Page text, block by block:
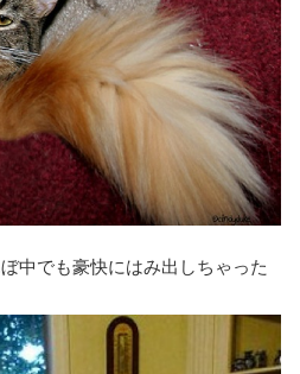
中でも豪快にはみ出しちゃった